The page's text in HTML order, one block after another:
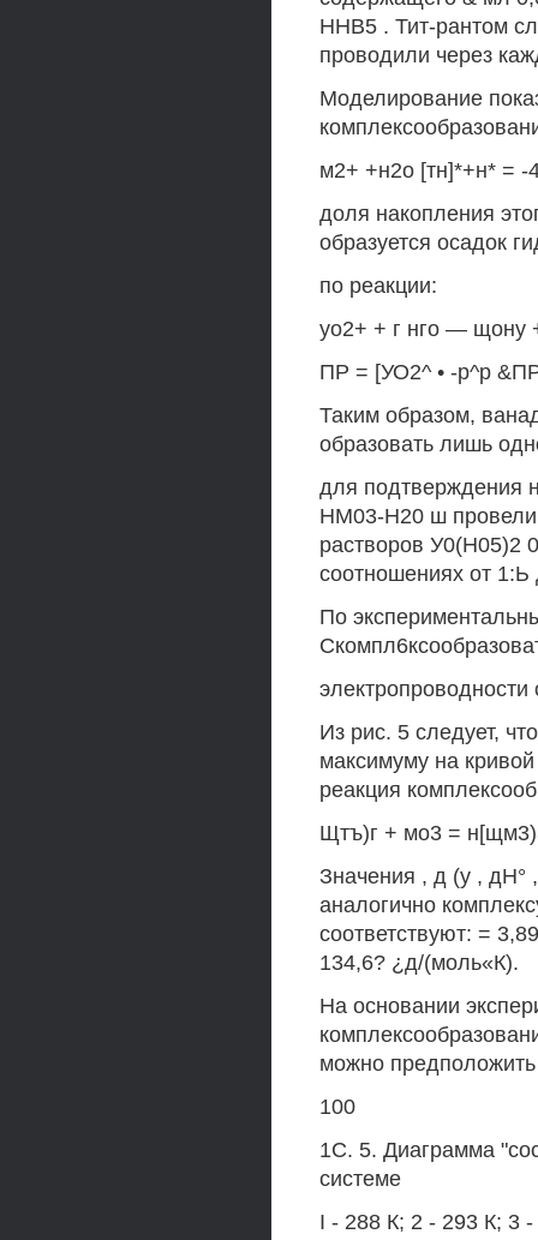
ННВ5 . Тит-рантом
проводили через
Моделирование
м2+ +н2о [тн]*+н* = -
доля накопления
образуется осадок
по реакции:
уо2+ + г нго — щону
ПР = [УО2^ • -р^р
Таким образом,
образовать лишь
для подтверждения
НМ03-Н20 ш провели
растворов У0(Н05)2
соотношениях от
По
Из рис. 5 следует,
максимуму на
реакция
Щтъ)г + мо3 =
Значения , д (у , дН°
аналогично
соответствуют: =
134,6? ¿д/(моль«К).
На основании
можно предположить
100
1С. 5. Диаграмма
системе
I - 288 К; 2 - 293 К; 3